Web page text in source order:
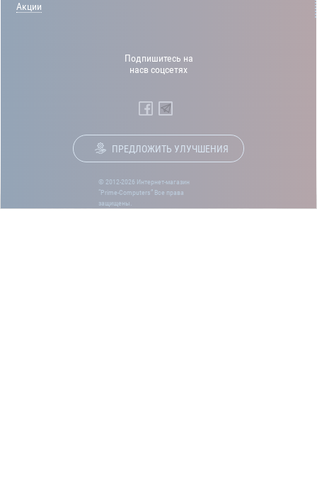
Акции
Подпишитесь на
насв соцсетях
ПРЕДЛОЖИТЬ УЛУЧШЕНИЯ
© 2012-2026 Интернет-магазин
“Prime-Computers” Все права
защищены.